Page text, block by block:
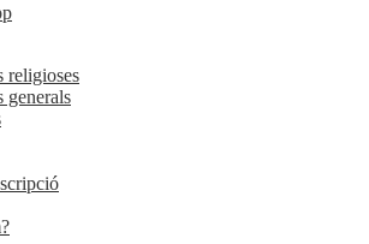
religioses
generals